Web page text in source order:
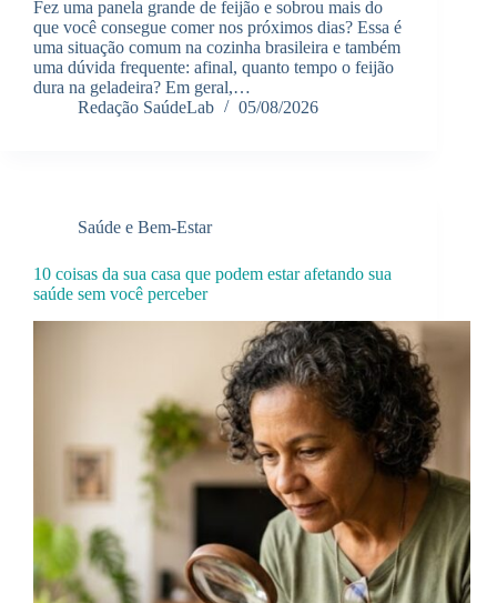
Fez uma panela grande de feijão e sobrou mais do
que você consegue comer nos próximos dias? Essa é
uma situação comum na cozinha brasileira e também
uma dúvida frequente: afinal, quanto tempo o feijão
dura na geladeira? Em geral,…
Redação SaúdeLab
05/08/2026
Saúde e Bem-Estar
10 coisas da sua casa que podem estar afetando sua
saúde sem você perceber